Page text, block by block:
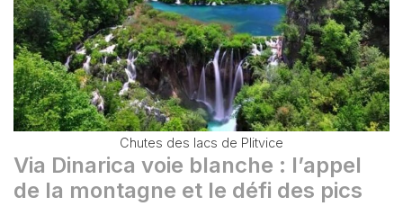
Chutes des lacs de Plitvice
Via Dinarica voie blanche : l’appel
de la montagne et le défi des pics